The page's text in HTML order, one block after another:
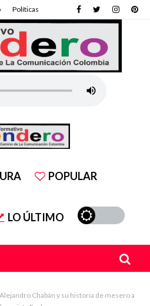
Políticas
POPULAR
LO ÚLTIMO
Chabán y su historia de mesero a